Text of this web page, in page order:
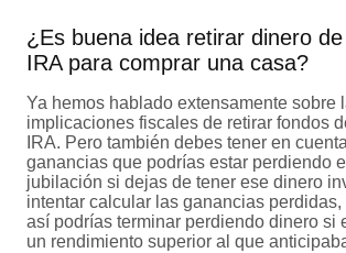
¿Es buena idea retirar dinero
IRA para comprar una casa?
Ya hemos hablado extensamente sobre
implicaciones fiscales de retirar fondos
IRA. Pero también debes tener en
ganancias que podrías estar perdiendo
jubilación si dejas de tener ese dinero
intentar calcular las ganancias
así podrías terminar perdiendo dinero si
un rendimiento superior al que